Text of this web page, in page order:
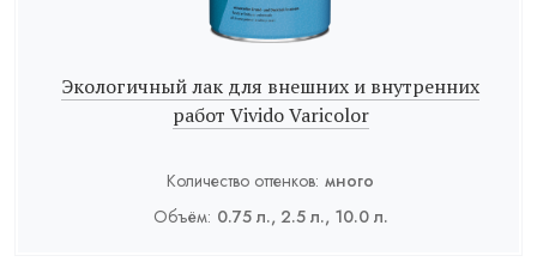
Экологичный лак для внешних и внутренних
работ Vivido Varicolor
Количество оттенков: много
Объём: 0.75 л., 2.5 л., 10.0 л.